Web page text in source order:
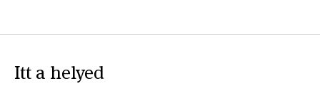
Itt a helyed